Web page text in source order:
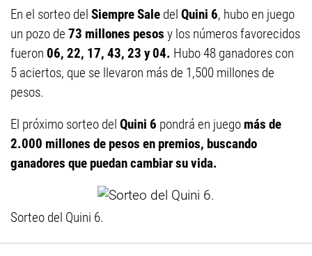
En el sorteo del Siempre Sale del Quini 6, hubo en juego
un pozo de 73 millones pesos y los números favorecidos
fueron 06, 22, 17, 43, 23 y 04. Hubo 48 ganadores con
5 aciertos, que se llevaron más de 1,500 millones de
pesos.
El próximo sorteo del Quini 6 pondrá en juego más de
2.000 millones de pesos en premios, buscando
ganadores que puedan cambiar su vida.
Sorteo del Quini 6.